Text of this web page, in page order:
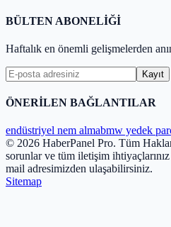
BÜLTEN ABONELİĞİ
Haftalık en önemli gelişmelerden
Kayıt
ÖNERİLEN BAĞLANTILAR
endüstriyel nem almabmw yedek
© 2026 HaberPanel Pro. Tüm
sorunlar ve tüm iletişim
mail adresimizden ulaşabilirsiniz.
Sitemap